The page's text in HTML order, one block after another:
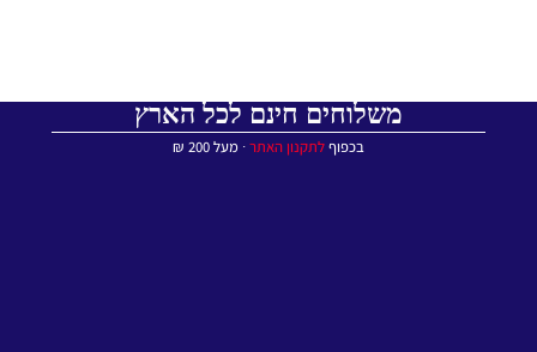
משלוחים חינם לכל הארץ
בכפוףלתקנון האתר∙ מעל 200 ₪